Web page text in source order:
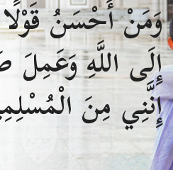
وَمَنْ أَحْسَنُ
إِلَى اللَّهِ وَعَمِلَ
إِنَّنِي مِنَ